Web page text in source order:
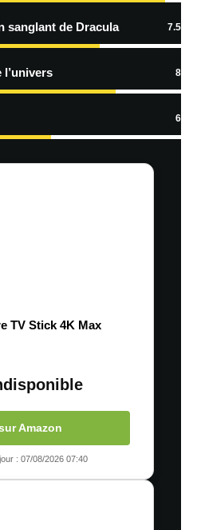
sanglant de Dracula 7.5
l’univers 8
6
TV Stick 4K Max
Amazon
: 07/08/2026 07:40